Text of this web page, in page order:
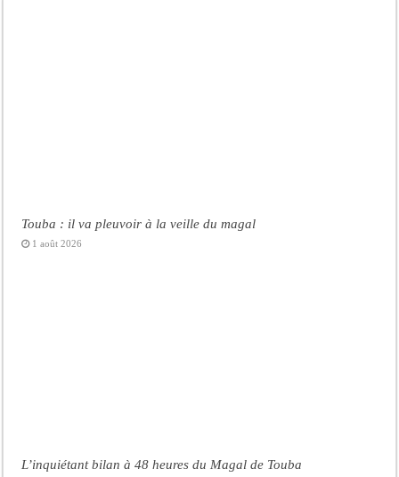
Touba : il va pleuvoir à la veille du magal
1 août 2026
L’inquiétant bilan à 48 heures du Magal de Touba